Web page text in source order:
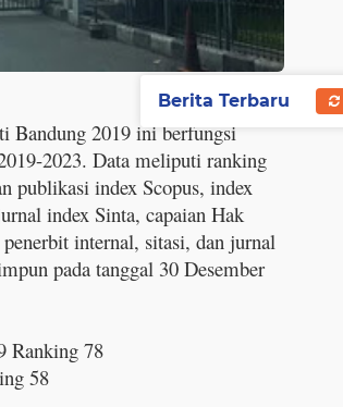
Bandung 2019 ini berfungsi
2023. Data meliputi ranking
publikasi index Scopus, index
index Sinta, capaian Hak
internal, sitasi, dan jurnal
pada tanggal 30 Desember
Ranking 78
58
Berita Terbaru